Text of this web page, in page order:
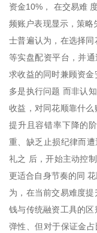
资金10%， 在交易难
频账户表现显示，策略
士普遍认为，在选择
等实盘配资平台，并
求收益的同时兼顾资
多是执行问题 而非认
收益，对同花顺靠什
提升且容错率下降的
重、缺乏止损纪律而
礼之 后，开始主动控
更适合自身节奏的同
为，在当前交易难度
钱与传统融资工具的
弹性、但对于保证金